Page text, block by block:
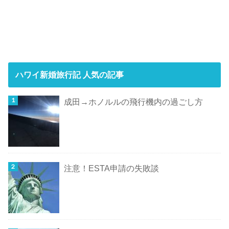
ハワイ新婚旅行記 人気の記事
成田→ホノルルの飛行機内の過ごし方
注意！ESTA申請の失敗談